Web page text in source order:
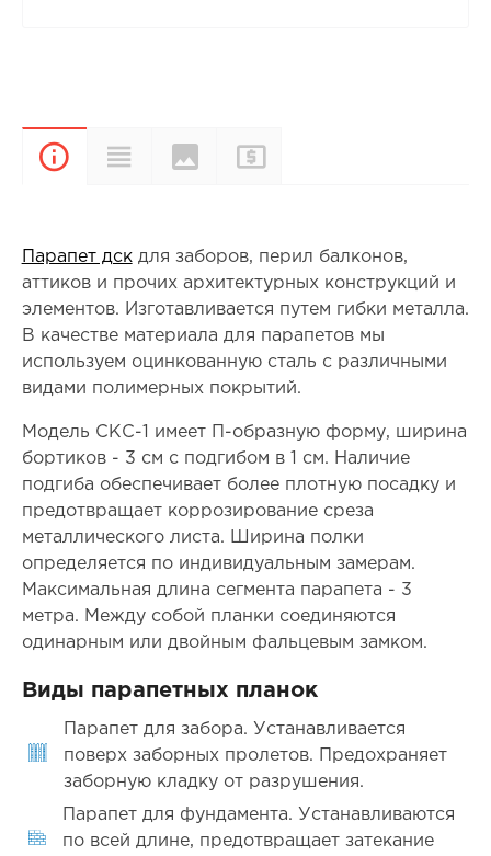
ОписаниеХарактеристики
Цвета и
покрытия
Парапет дскдля заборов, перил балконов,
аттиков и прочих архитектурных конструкций и
элементов. Изготавливается путем гибки металла.
В качестве материала для парапетов мы
используем оцинкованную сталь с различными
видами полимерных покрытий.
Модель СКС-1 имеет П-образную форму, ширина
бортиков - 3 см с подгибом в 1 см. Наличие
подгиба обеспечивает более плотную посадку и
предотвращает коррозирование среза
металлического листа. Ширина полки
определяется по индивидуальным замерам.
Максимальная длина сегмента парапета - 3
метра. Между собой планки соединяются
одинарным или двойным фальцевым замком.
Виды парапетных планок
Парапет для забора. Устанавливается
поверх заборных пролетов. Предохраняет
заборную кладку от разрушения.
Парапет для фундамента. Устанавливаются
по всей длине, предотвращает затекание